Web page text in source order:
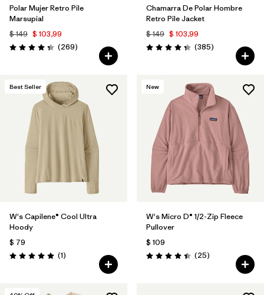
Polar Mujer Retro Pile
Marsupial
$ 149 $ 103,99
Valoración: 4.3 / 5
(269Comentarios
)
Chamarra De Polar Hombre
Retro Pile Jacket
$ 149 $ 103,99
Valoración: 4.3 / 5
(385Comentarios
)
Best Seller
W's Capilene® Cool Ultra
Hoody
$ 79
Valoración: 5.0 / 5
(1Comentarios
)
New
W's Micro D® 1/2-Zip Fleece
Pullover
$ 109
Valoración: 4.4 / 5
(25Comentarios
)